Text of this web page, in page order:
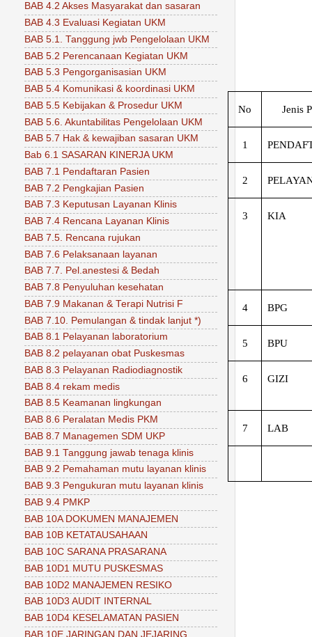
No Jenis
1
2
3 KIA
4 BPG
5 BPU
6 GIZI
7 LAB
BAB 4.2 Akses Masyarakat dan sasaran
BAB 4.3 Evaluasi Kegiatan UKM
BAB 5.1. Tanggung jwb Pengelolaan UKM
BAB 5.2 Perencanaan Kegiatan UKM
BAB 5.3 Pengorganisasian UKM
BAB 5.4 Komunikasi & koordinasi UKM
BAB 5.5 Kebijakan & Prosedur UKM
BAB 5.6. Akuntabilitas Pengelolaan UKM
BAB 5.7 Hak & kewajiban sasaran UKM
Bab 6.1 SASARAN KINERJA UKM
BAB 7.1 Pendaftaran Pasien
BAB 7.2 Pengkajian Pasien
BAB 7.3 Keputusan Layanan Klinis
BAB 7.4 Rencana Layanan Klinis
BAB 7.5. Rencana rujukan
BAB 7.6 Pelaksanaan layanan
BAB 7.7. Pel.anestesi & Bedah
BAB 7.8 Penyuluhan kesehatan
BAB 7.9 Makanan & Terapi Nutrisi F
BAB 7.10. Pemulangan & tindak lanjut *)
BAB 8.1 Pelayanan laboratorium
BAB 8.2 pelayanan obat Puskesmas
BAB 8.3 Pelayanan Radiodiagnostik
BAB 8.4 rekam medis
BAB 8.5 Keamanan lingkungan
BAB 8.6 Peralatan Medis PKM
BAB 8.7 Managemen SDM UKP
BAB 9.1 Tanggung jawab tenaga klinis
BAB 9.2 Pemahaman mutu layanan klinis
BAB 9.3 Pengukuran mutu layanan klinis
BAB 9.4 PMKP
BAB 10A DOKUMEN MANAJEMEN
BAB 10B KETATAUSAHAAN
BAB 10C SARANA PRASARANA
BAB 10D1 MUTU PUSKESMAS
BAB 10D2 MANAJEMEN RESIKO
BAB 10D3 AUDIT INTERNAL
BAB 10D4 KESELAMATAN PASIEN
BAB 10E JARINGAN DAN JEJARING